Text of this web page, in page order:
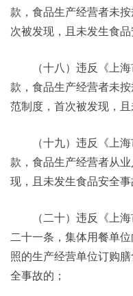
款，食品生产经营者未
次被发现，且未发生食品
（十八）违反《上海
款，食品生产经营者未
范制度，首次被发现，
（十九）违反《上海
款，食品生产经营者从
现，且未发生食品安全事
（二十）违反《上海
二十一条，集体用餐单
照的生产经营单位订购
全事故的；